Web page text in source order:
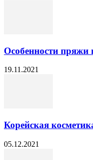
Особенности пряжи
19.11.2021
Корейская
05.12.2021